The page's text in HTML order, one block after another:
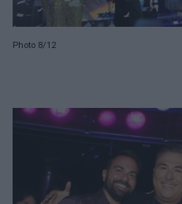
Photo 8/12